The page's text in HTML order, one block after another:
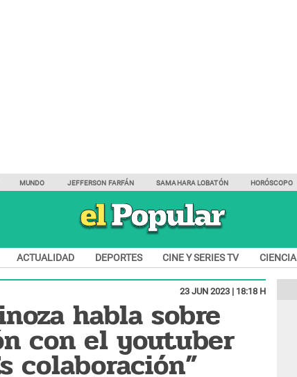
MUNDO JEFFERSON FARFÁN SAMAHARA LOBATÓN HORÓSCOPO
ACTUALIDAD DEPORTES CINE Y SERIES TV CIENCIA
23 JUN 2023 | 18:18 H
habla sobre
con el youtuber
colaboración”